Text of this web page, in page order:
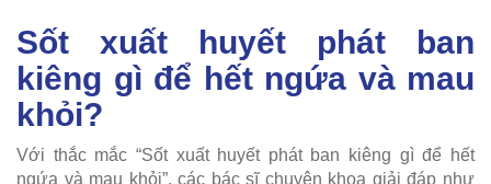
Sốt xuất huyết phát ban
kiêng gì để hết ngứa và mau
khỏi?
Với thắc mắc “Sốt xuất huyết phát ban kiêng gì để hết
ngứa và mau khỏi”, các bác sĩ chuyên khoa giải đáp như